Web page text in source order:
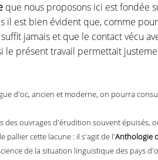
que nous proposons ici est fondée
il est bien évident que, comme
jamais et que le contact vécu
le présent travail permettait
d'oc, ancien et moderne, on pourra
des ouvrages d'érudition souvent
pallier cette lacune : il s'agit de l'Anthologie
de la situation linguistique des pays